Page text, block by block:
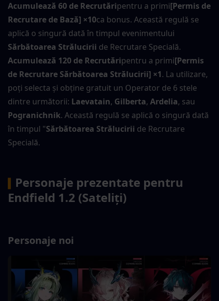
Acumulează 60 de Recrutăripentru a primi[Permis de
Recrutare de Bază] ×10ca bonus. Această regulă se
Sărbătoarea Strălucirii de Recrutare Specială.
Acumulează 120 de Recrutăripentru a primi[Permis
de Recrutare Sărbătoarea Strălucirii] ×1. La utilizare,
poți selecta și obține gratuit un Operator de 6 stele
dintre următorii: Laevatain, Gilberta, Ardelia
Pogranichnik. Această regulă se aplică o singură dată
în timpul "Sărbătoarea Strălucirii de Recrutare
Specială.
Personaje prezentate pentru
Endfield 1.2 (Sateliți)
Personaje noi